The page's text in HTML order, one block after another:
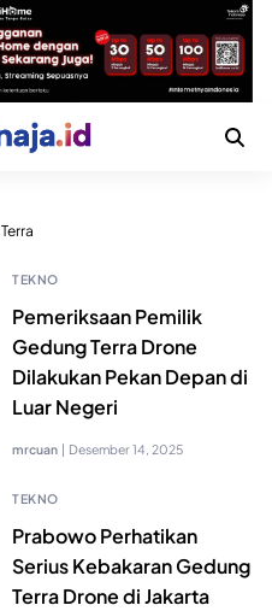
Terra
TEKNO
Pemeriksaan Pemilik
Gedung Terra Drone
Dilakukan Pekan Depan di
Luar Negeri
mrcuan | Desember 14, 2025
TEKNO
Prabowo Perhatikan
Serius Kebakaran Gedung
Terra Drone di Jakarta